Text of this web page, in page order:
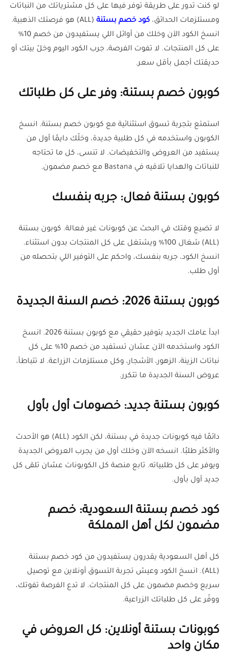
لو كنت تدور على طريقة توفر فيها على كل مشترياتك من النباتات
ومستلزمات الحدائق، كود خصم بستنة
(ALL) هو فرصتك الذهبية.
انسخ الكود الآن وخلك من أوائل اللي يستفيدون من خصم 10%
على كل المنتجات. لا تفوت الفرصة، جرب الكود اليوم وخلّ بيتك أو
حديقتك أجمل بأقل سعر.
كوبون خصم بستنة: وفر على كل طلباتك
استمتع بتجربة تسوق استثنائية مع كوبون خصم بستنة. انسخ
الكوبون واستخدمه في كل طلبية جديدة، وخلّك دايمًا أول من
يستفيد من العروض والتخفيضات. لا تنسى، كل ما تحتاجه
للنباتات والهدايا تلاقيه في Bastana مع خصم مضمون.
كوبون بستنة فعال: جربه بنفسك
لا تضيع وقتك في البحث عن كوبونات غير فعالة. كوبون بستنة
(ALL) شغال 100% ويشتغل على كل المنتجات بدون استثناء.
انسخ الكود، جربه بنفسك، واحكم على التوفير اللي بتحصله من
أول طلب.
كوبون بستنة 2026: خصم السنة الجديدة
ابدأ عامك الجديد بتوفير حقيقي مع كوبون بستنة 2026. انسخ
الكود واستخدمه الآن عشان تستفيد من خصم 10% على كل
نباتات الزينة، الزهور، الأشجار، وكل مستلزمات الزراعة. لا تتباطأ،
عروض السنة الجديدة ما تتكرر.
كوبون بستنة جديد: خصومات أول بأول
دائمًا فيه كوبونات جديدة في بستنة، لكن الكود (ALL) هو الأحدث
والأكثر طلبًا. انسخه الآن وخلك أول من يجرب العروض الجديدة
ويوفر على كل طلبياته. تابع منصة كل الكوبونات عشان تلقى كل
جديد أول بأول.
كود خصم بستنة السعودية: خصم
مضمون لكل أهل المملكة
كل أهل السعودية يقدرون يستفيدون من كود خصم بستنة
(ALL). انسخ الكود وعيش تجربة التسوق أونلاين مع توصيل
سريع وخصم مضمون على كل المنتجات. لا تدع الفرصة تفوتك،
ووفّر على كل طلباتك الزراعية.
كوبونات بستنة أونلاين: كل العروض في
مكان واحد